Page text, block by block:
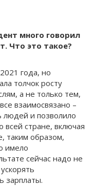
много говорил
Что это такое?
года, но
толчок росту
а не только тем,
взаимосвязано –
и позволило
всей стране, включая
таким образом,
имело
сейчас надо не
зарплаты.